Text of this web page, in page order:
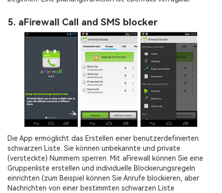
5. aFirewall Call and SMS blocker
Die App ermöglicht das Erstellen einer benutzerdefinierten
schwarzen Liste. Sie können unbekannte und private
(versteckte) Nummern sperren. Mit aFirewall können Sie eine
Gruppenliste erstellen und individuelle Blockierungsregeln
einrichten (zum Beispiel können Sie Anrufe blockieren, aber
Nachrichten von einer bestimmten schwarzen Liste